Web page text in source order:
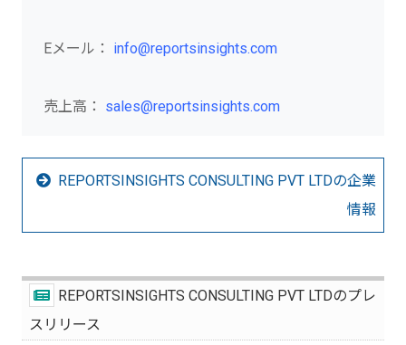
Eメール： info@reportsinsights.com
売上高： sales@reportsinsights.com
REPORTSINSIGHTS CONSULTING PVT LTDの企業
情報
REPORTSINSIGHTS CONSULTING PVT LTDのプレ
スリリース